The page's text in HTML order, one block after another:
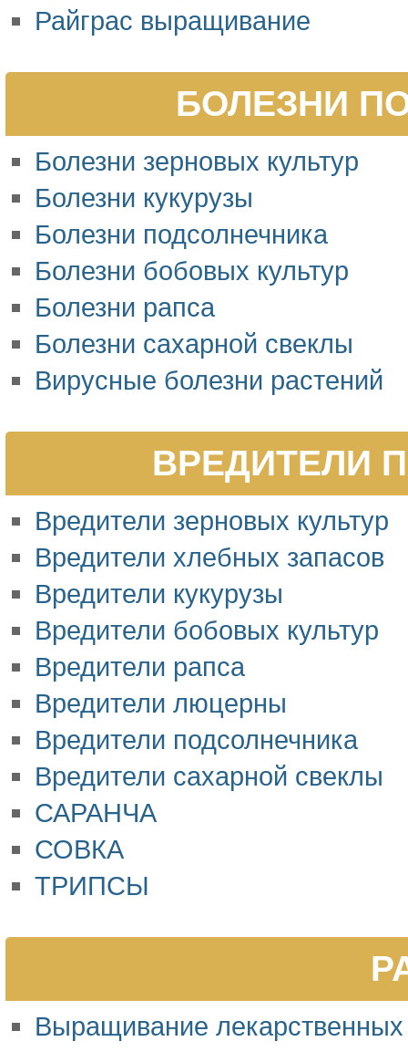
Райграс выращивание
БОЛЕЗНИ
Болезни зерновых культур
Болезни кукурузы
Болезни подсолнечника
Болезни бобовых культур
Болезни рапса
Болезни сахарной свеклы
Вирусные болезни растений
ВРЕДИТЕЛИ
Вредители зерновых культур
Вредители хлебных запасов
Вредители кукурузы
Вредители бобовых культур
Вредители рапса
Вредители люцерны
Вредители подсолнечника
Вредители сахарной свеклы
САРАНЧА
СОВКА
ТРИПСЫ
Выращивание лекарственных